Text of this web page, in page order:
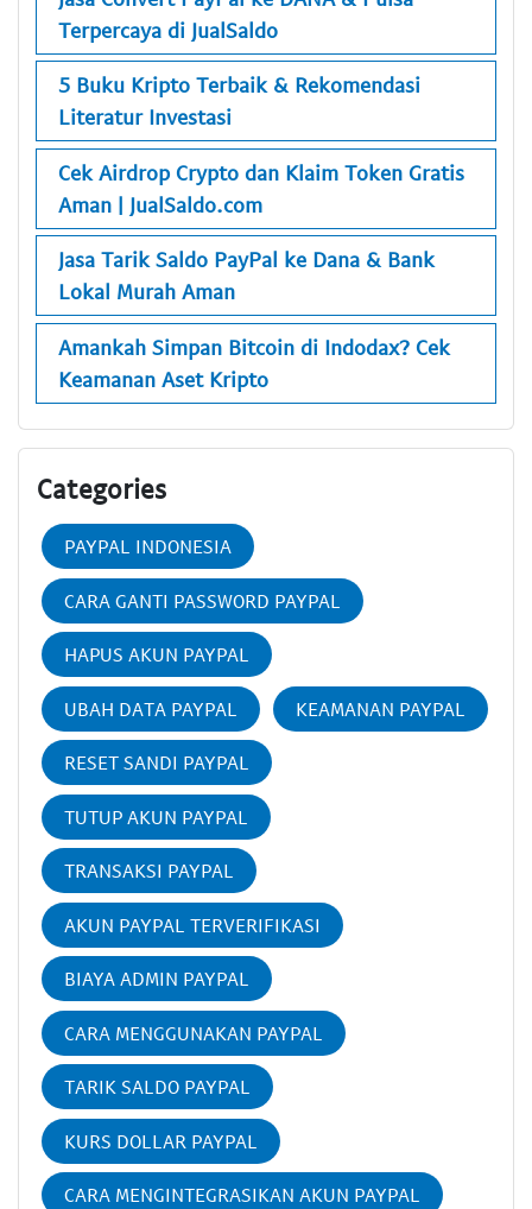
Terpercaya di JualSaldo
5 Buku Kripto Terbaik & Rekomendasi
Literatur Investasi
Cek Airdrop Crypto dan Klaim Token Gratis
Aman | JualSaldo.com
Jasa Tarik Saldo PayPal ke Dana & Bank
Lokal Murah Aman
Amankah Simpan Bitcoin di Indodax? Cek
Keamanan Aset Kripto
Categories
PAYPAL INDONESIA
CARA GANTI PASSWORD PAYPAL
HAPUS AKUN PAYPAL
UBAH DATA PAYPAL KEAMANAN PAYPAL
RESET SANDI PAYPAL
TUTUP AKUN PAYPAL
TRANSAKSI PAYPAL
AKUN PAYPAL TERVERIFIKASI
BIAYA ADMIN PAYPAL
CARA MENGGUNAKAN PAYPAL
TARIK SALDO PAYPAL
KURS DOLLAR PAYPAL
CARA MENGINTEGRASIKAN AKUN PAYPAL